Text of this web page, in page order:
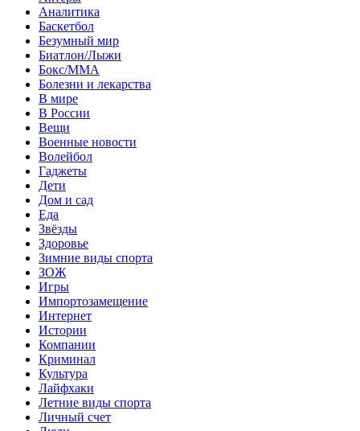
Аналитика
Баскетбол
Безумный мир
Биатлон/Лыжи
Бокс/MMA
Болезни и лекарства
В мире
В России
Вещи
Военные новости
Волейбол
Гаджеты
Дети
Дом и сад
Еда
Звёзды
Здоровье
Зимние виды спорта
ЗОЖ
Игры
Импортозамещение
Интернет
Истории
Компании
Криминал
Культура
Лайфхаки
Летние виды спорта
Личный счет